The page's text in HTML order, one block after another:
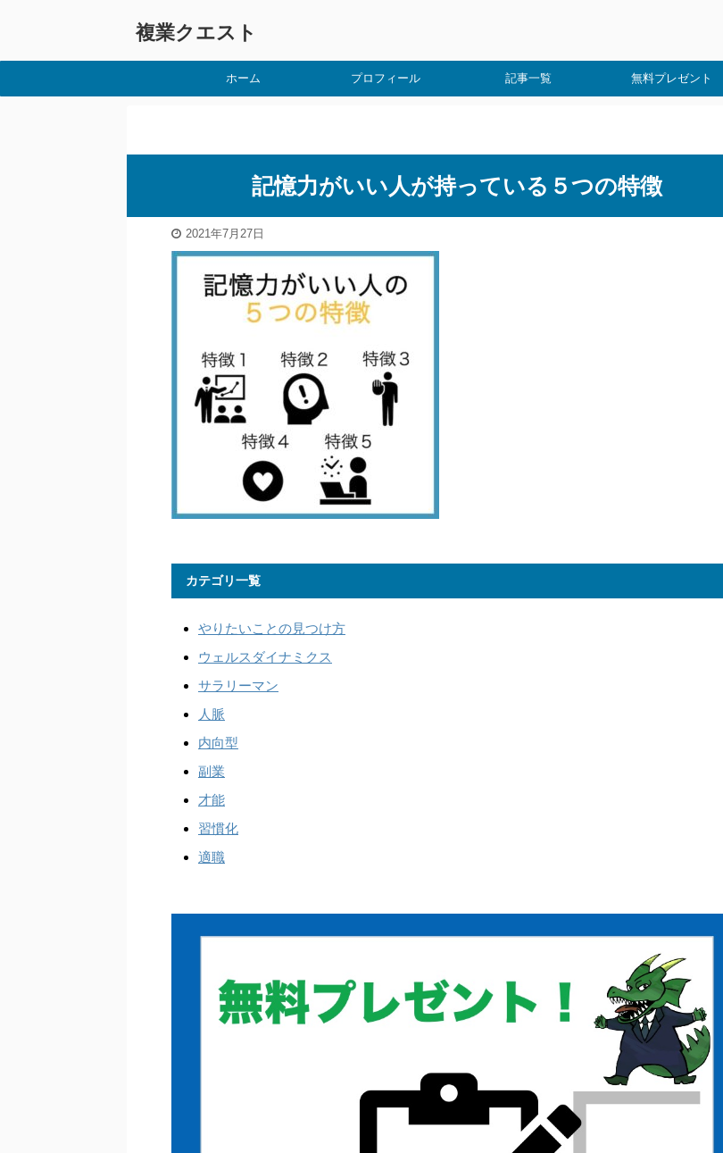
複業クエスト
ホーム プロフィール 記事一覧 無料プレゼント
記憶力がいい人が持っている５つの特徴
2021年7月27日
カテゴリ一覧
やりたいことの見つけ方
ウェルスダイナミクス
サラリーマン
人脈
内向型
副業
才能
習慣化
適職